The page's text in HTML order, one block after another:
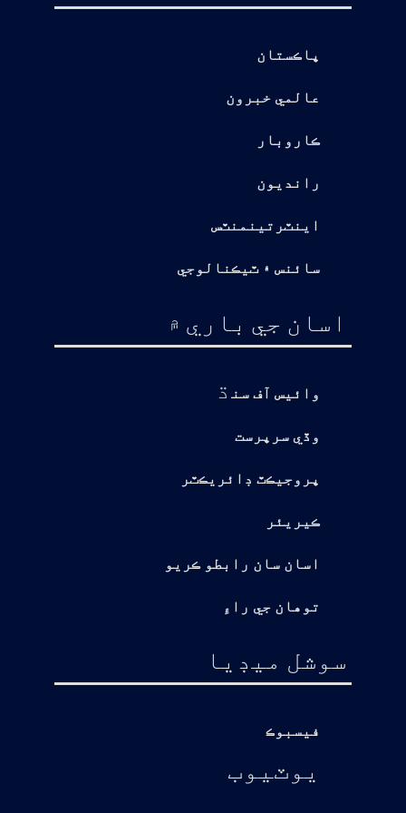
پاڪستان
عالمي خبرون
ڪاروبار
رانديون
اينٽرتينمنٽس
سائنس ۽ ٽيڪنالوجي
اسان جي باري ۾
وائيس آف سن ڌ
وڏي سرپرست
پروجيڪٽ ڊائريڪٽر
ڪيريئر
اسان سان رابطو ڪريو
توهان جي راءِ
سوشل ميڊيا
فيسبوڪ
يوٽيوب